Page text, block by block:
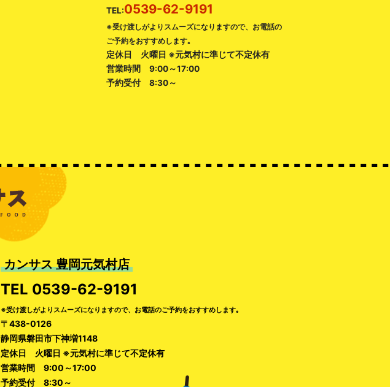
TEL:0539-62-9191
※受け渡しがよりスムーズになりますので、お電話の
ご予約をおすすめします｡
定休日 火曜日 ※元気村に準じて不定休有
営業時間 9:00～17:00
予約受付 8:30～
カンサス 豊岡元気村店
TEL 0539-62-9191
※受け渡しがよりスムーズになりますので、お電話のご予約をおすすめします｡
〒438-0126
静岡県磐田市下神増1148
定休日 火曜日 ※元気村に準じて不定休有
営業時間 9:00～17:00
予約受付 8:30～